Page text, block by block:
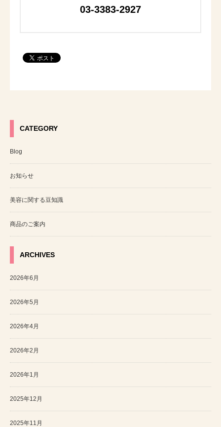
03-3383-2927
CATEGORY
Blog
お知らせ
美容に関する豆知識
商品のご案内
ARCHIVES
2026年6月
2026年5月
2026年4月
2026年2月
2026年1月
2025年12月
2025年11月